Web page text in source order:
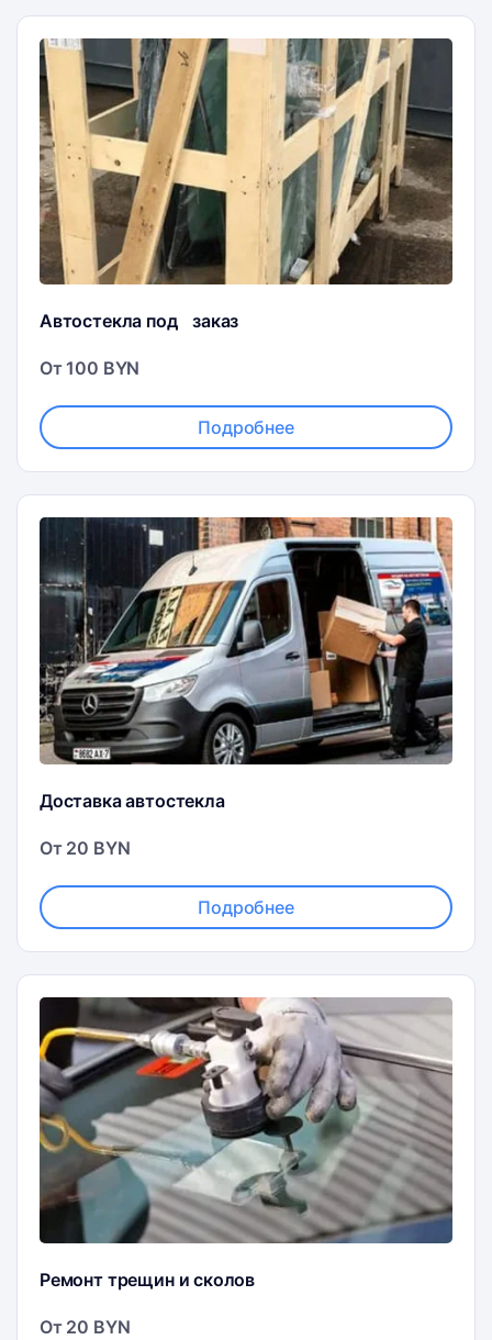
Автостекла под заказ
От 100 BYN
Подробнее
Доставка автостекла
От 20 BYN
Подробнее
Ремонт трещин и сколов
От 20 BYN